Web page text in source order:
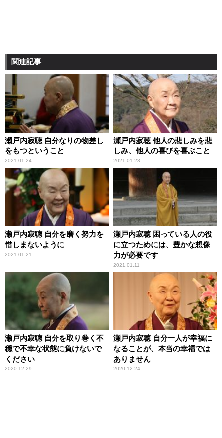
関連記事
瀬戸内寂聴 自分なりの物差し
をもつということ
2021.01.24
瀬戸内寂聴 他人の悲しみを悲
しみ、他人の喜びを喜ぶこと
2021.01.23
瀬戸内寂聴 自分を磨く努力を
惜しまないように
2021.01.21
瀬戸内寂聴 困っている人の役
に立つためには、豊かな想像
力が必要です
2021.01.11
瀬戸内寂聴 自分を取り巻く不
穏で不幸な状態に負けないで
ください
2020.12.29
瀬戸内寂聴 自分一人が幸福に
なることが、本当の幸福では
ありません
2020.12.24